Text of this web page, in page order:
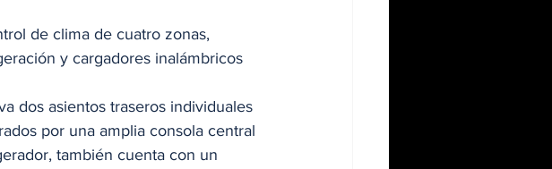
de clima de cuatro zonas,
y cargadores inalámbricos
dos asientos traseros individuales
por una amplia consola central
también cuenta con un